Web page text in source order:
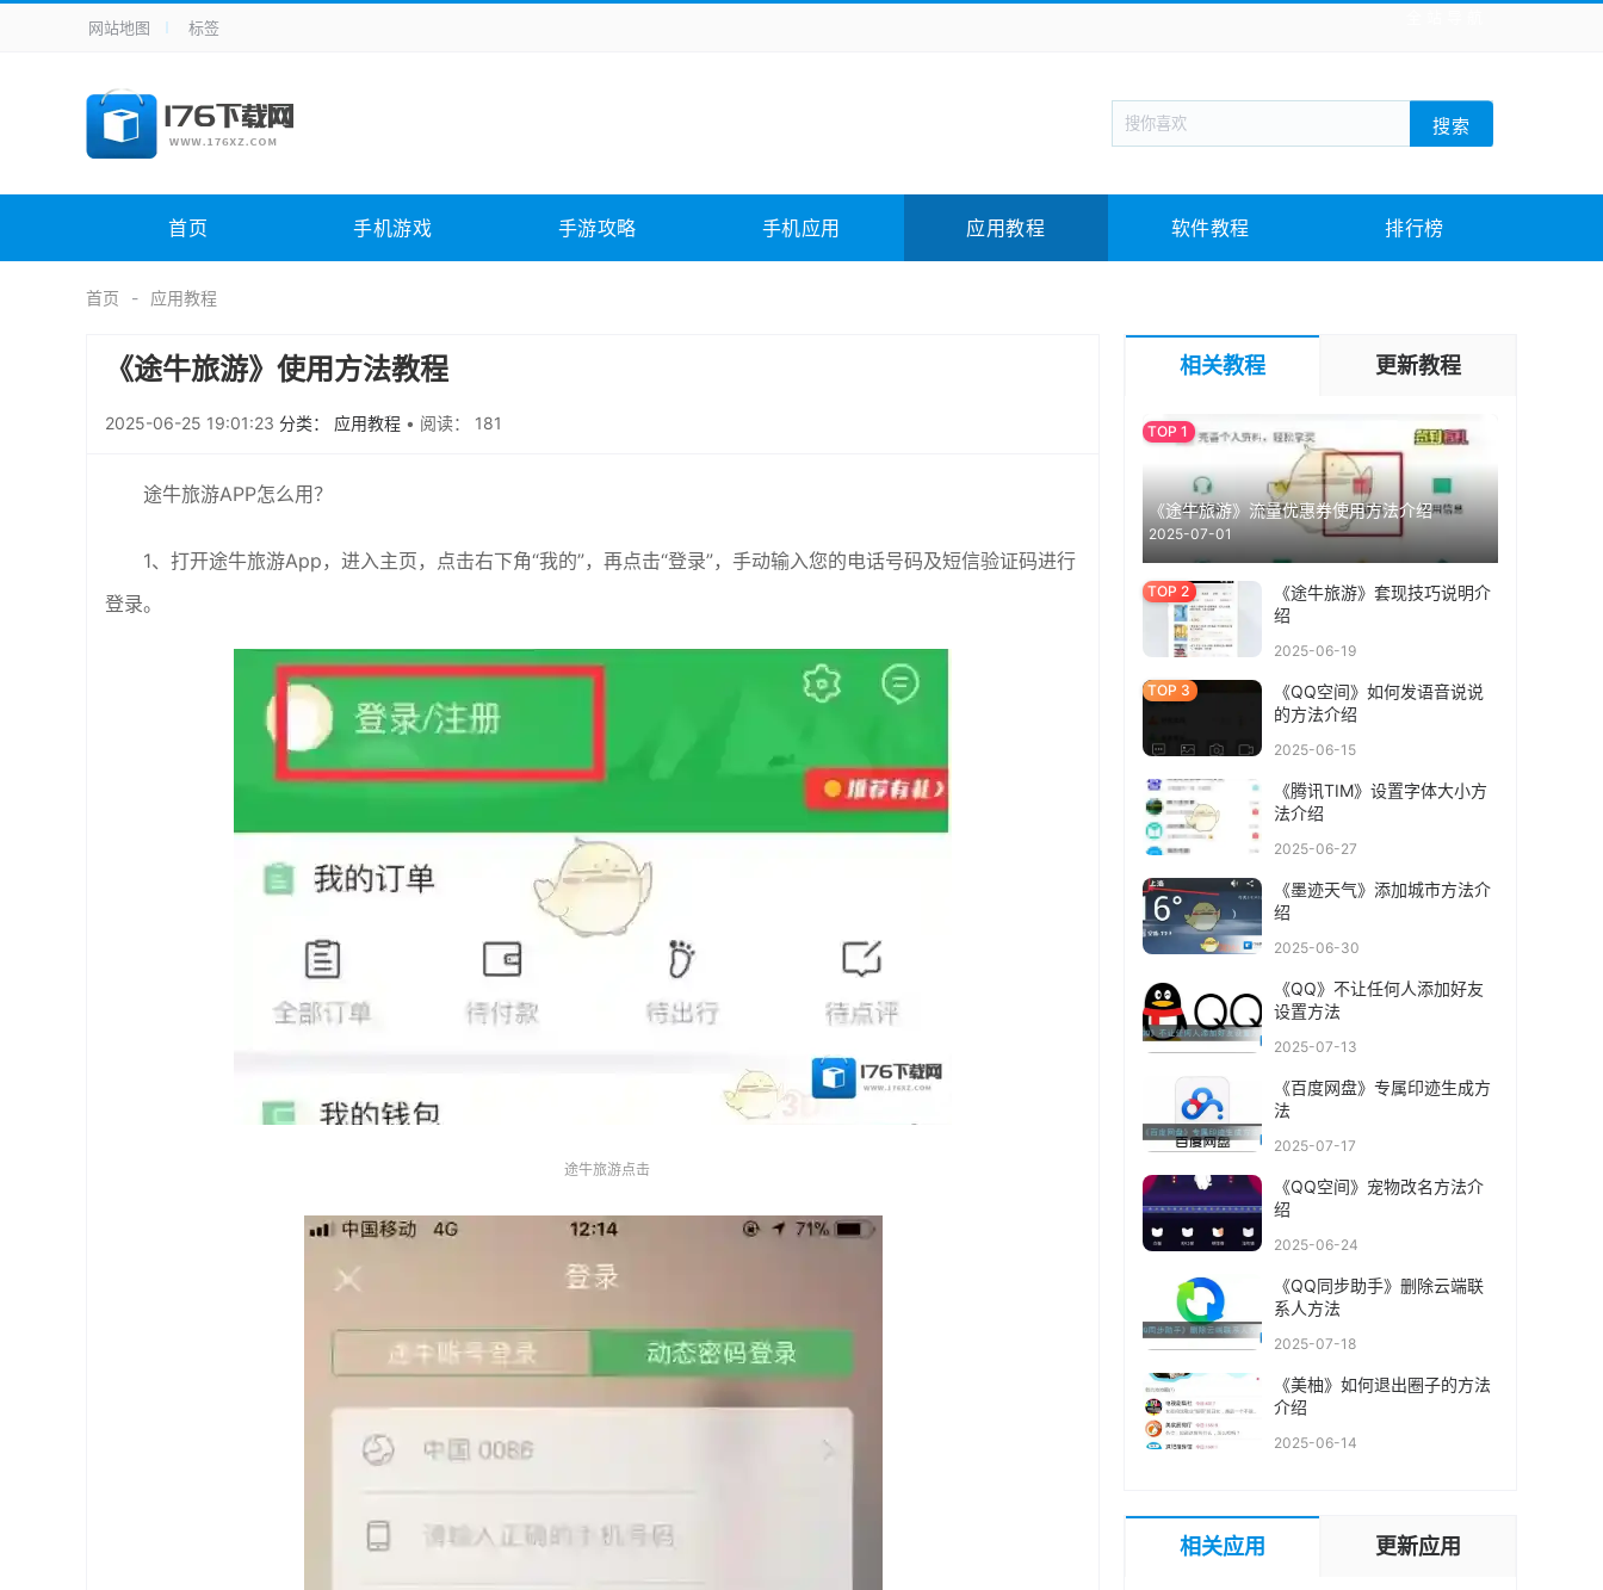
手机应用 新闻阅读 旅游出行 生活实用
手机游戏 体育竞技 战棋游戏 枪战射击 模拟经营
电脑软件 其它类别 图形软件 安全相关 应用软件 影音软件 插件下载 教育教学 游戏娱乐 系统软件 素材下载
未分类 综合其它
网站地图 标签
搜索
首页 手机游戏 手游攻略 手机应用 应用教程 软件教程 排行榜
首页 应用教程
《途牛旅游》使用方法教程
2025-06-25 19:01:23 分类： 应用教程 • 阅读： 181
途牛旅游APP怎么用？
1、打开途牛旅游App，进入主页，点击右下角“我的”，再点击“登录”，手动输入您的电话号码及短信验证码进行
登录。
途牛旅游点击
相关教程 更新教程
《途牛旅游》流量优惠券使用方法介绍
2025-07-01
《途牛旅游》套现技巧说明介
绍
2025-06-19
《QQ空间》如何发语音说说
的方法介绍
2025-06-15
《腾讯TIM》设置字体大小方
法介绍
2025-06-27
《墨迹天气》添加城市方法介
绍
2025-06-30
《QQ》不让任何人添加好友
设置方法
2025-07-13
《百度网盘》专属印迹生成方
法
2025-07-17
《QQ空间》宠物改名方法介
绍
2025-06-24
《QQ同步助手》删除云端联
系人方法
2025-07-18
《美柚》如何退出圈子的方法
介绍
2025-06-14
相关应用 更新应用